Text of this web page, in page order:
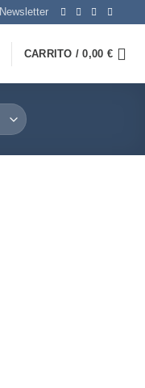
Newsletter
CARRITO /0,00 €